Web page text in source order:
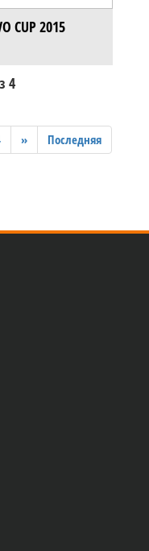
CUP 2015
4
» Последняя